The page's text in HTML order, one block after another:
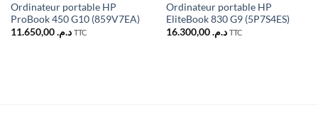
Ordinateur portable HP
ProBook 450 G10 (859V7EA)
د.م.11.650,00 TTC
Ordinateur portable HP
EliteBook 830 G9 (5P7S4ES)
د.م.16.300,00 TTC